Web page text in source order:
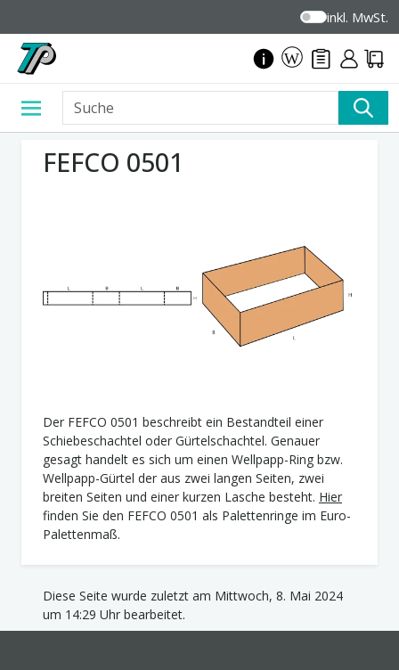
inkl. MwSt.
FEFCO 0501
Der FEFCO 0501 beschreibt ein Bestandteil einer
Schiebeschachtel oder Gürtelschachtel. Genauer
gesagt handelt es sich um einen Wellpapp-Ring bzw.
Wellpapp-Gürtel der aus zwei langen Seiten, zwei
breiten Seiten und einer kurzen Lasche besteht. Hier
finden Sie den FEFCO 0501 als Palettenringe im Euro-
Palettenmaß.
Diese Seite wurde zuletzt am Mittwoch, 8. Mai 2024
um 14:29 Uhr bearbeitet.